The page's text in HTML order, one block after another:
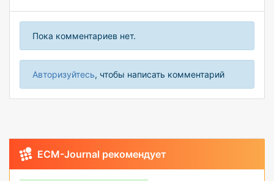
Пока комментариев нет.
Авторизуйтесь, чтобы написать комментарий
ECM-Journal рекомендует